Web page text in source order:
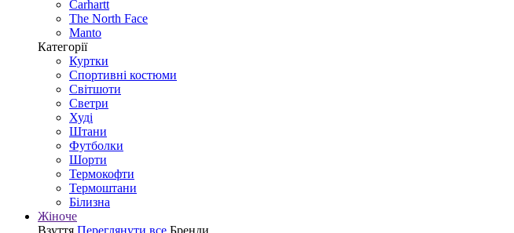
Carhartt
The North Face
Manto
Категорії
Куртки
Спортивні костюми
Світшоти
Светри
Худі
Штани
Футболки
Шорти
Термокофти
Термоштани
Білизна
Жіноче
Взуття Переглянути все Бренди